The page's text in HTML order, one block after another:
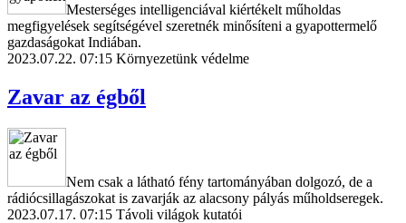
Mesterséges intelligenciával kiértékelt műholdas
megfigyelések segítségével szeretnék minősíteni a gyapottermelő
gazdaságokat Indiában.
2023.07.22. 07:15 Környezetünk védelme
Zavar az égből
Nem csak a látható fény tartományában dolgozó, de a
rádiócsillagászokat is zavarják az alacsony pályás műholdseregek.
2023.07.17. 07:15 Távoli világok kutatói